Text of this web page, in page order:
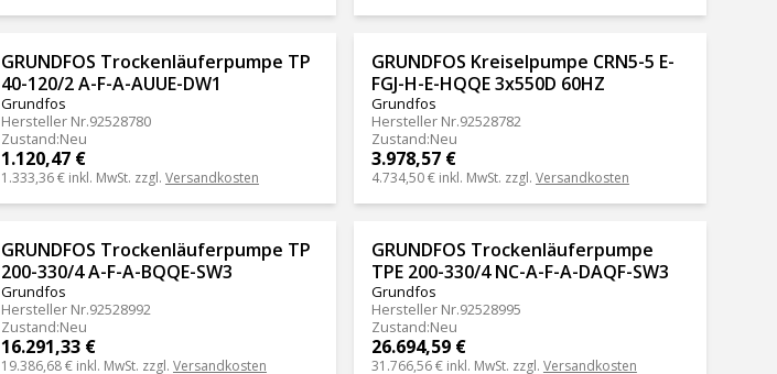
GRUNDFOS Trockenläuferpumpe TP
40-120/2 A-F-A-AUUE-DW1
Grundfos
Hersteller Nr.92528780
Zustand:Neu
1.120,47 €
1.333,36 € inkl. MwSt. zzgl. Versandkosten
GRUNDFOS Kreiselpumpe CRN5-5 E-
FGJ-H-E-HQQE 3x550D 60HZ
Grundfos
Hersteller Nr.92528782
Zustand:Neu
3.978,57 €
4.734,50 € inkl. MwSt. zzgl. Versandkosten
GRUNDFOS Trockenläuferpumpe TP
200-330/4 A-F-A-BQQE-SW3
Grundfos
Hersteller Nr.92528992
Zustand:Neu
16.291,33 €
19.386,68 € inkl. MwSt. zzgl. Versandkosten
GRUNDFOS Trockenläuferpumpe
TPE 200-330/4 NC-A-F-A-DAQF-SW3
Grundfos
Hersteller Nr.92528995
Zustand:Neu
26.694,59 €
31.766,56 € inkl. MwSt. zzgl. Versandkosten